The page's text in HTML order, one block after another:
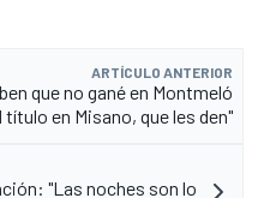
ARTÍCULO ANTERIOR
que no gané en Montmeló
título en Misano, que les den"
"Las noches son lo